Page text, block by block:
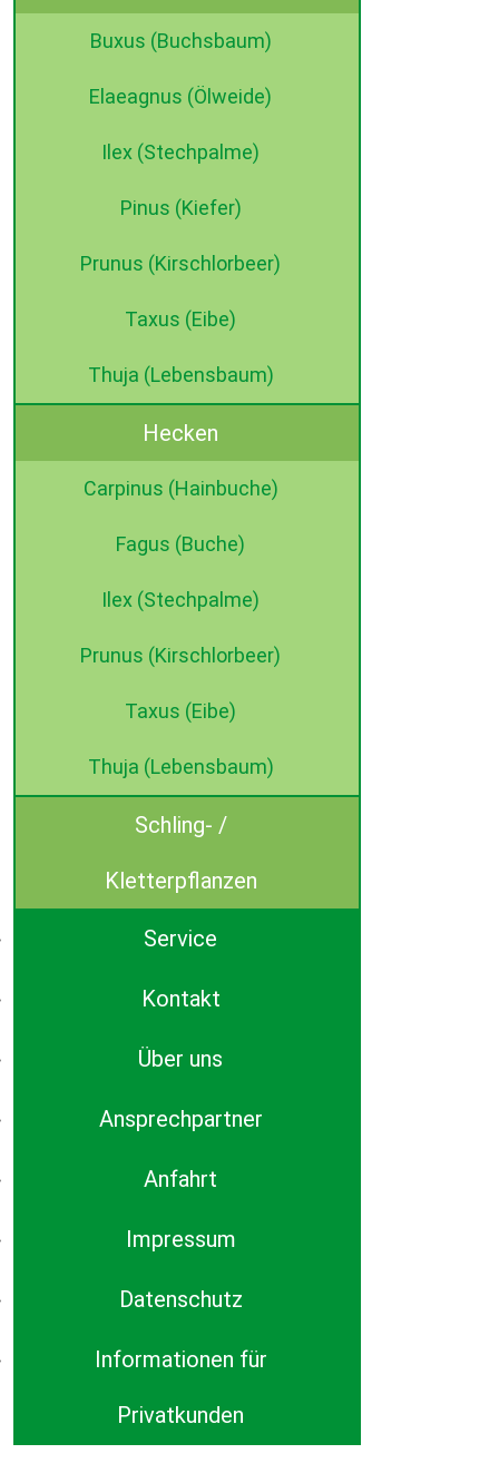
Buxus (Buchsbaum)
Elaeagnus (Ölweide)
Ilex (Stechpalme)
Pinus (Kiefer)
Prunus (Kirschlorbeer)
Taxus (Eibe)
Thuja (Lebensbaum)
Hecken
Carpinus (Hainbuche)
Fagus (Buche)
Ilex (Stechpalme)
Prunus (Kirschlorbeer)
Taxus (Eibe)
Thuja (Lebensbaum)
Schling- /
Kletterpflanzen
Service
Kontakt
Über uns
Ansprechpartner
Anfahrt
Impressum
Datenschutz
Informationen für
Privatkunden